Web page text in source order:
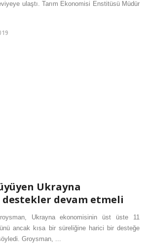
ulaştı. Tarım Ekonomisi Enstitüsü Müdür
Ukrayna
devam etmeli
Ukrayna ekonomisinin üst üste 11
ancak kısa bir süreliğine harici bir desteğe
Groysman, ...